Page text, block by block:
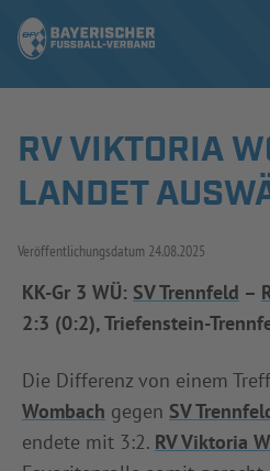
NEUIGKEITEN
SPIELBETRIEB &
AUSBILDUNG & FÖRDERUNG
DER VERBAND
RV VIKTORIA
LANDET
Veröffentlichungsdatum 24.08.2025
KK-Gr 3 WÜ: SV Trennfeld –
2:3 (0:2), Triefenstein-
Die Differenz von einem
Wombach gegen SV
endete mit 3:2. RV Viktoria